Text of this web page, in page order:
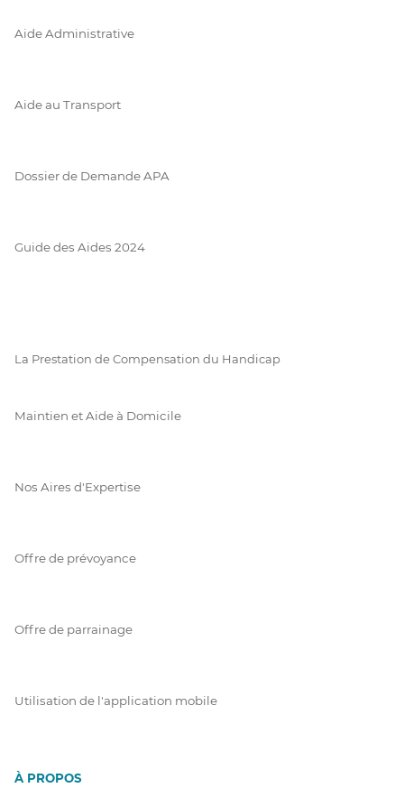
Aide Administrative
Aide au Transport
Dossier de Demande APA
Guide des Aides 2024
La Prestation de Compensation du Handicap
Maintien et Aide à Domicile
Nos Aires d'Expertise
Offre de prévoyance
Offre de parrainage
Utilisation de l'application mobile
À PROPOS